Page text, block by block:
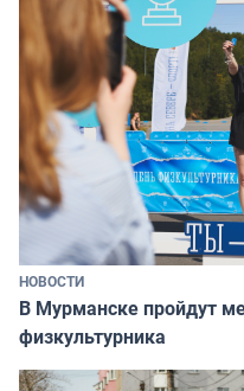
НОВОСТИ
В Мурманске пройдут
физкультурника